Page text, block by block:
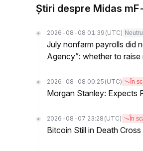
Știri despre Midas
2026-08-08 01:39 (UTC) Neutru
July nonfarm payrolls did
Agency”: whether to
2026-08-08 00:25 (UTC) În
Morgan Stanley: Expects
2026-08-07 23:28 (UTC) În
Bitcoin Still in Death